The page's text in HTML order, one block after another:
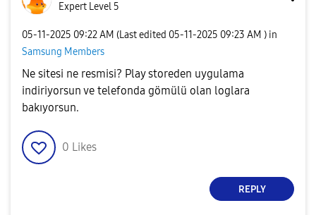
Expert Level 5
‎05-11-2025 09:22 AM (Last edited ‎05-11-2025 09:23 AM ) in
Samsung Members
Ne sitesi ne resmisi? Play storeden uygulama
indiriyorsun ve telefonda gömülü olan loglara
bakıyorsun.
0 Likes
REPLY